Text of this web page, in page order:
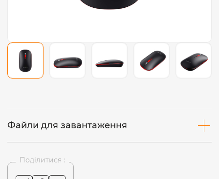
Файли для завантаження
Поділитися :